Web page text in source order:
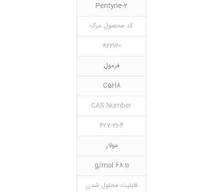
2-Pentyne
کد محصول مرک
822120
فرمول
C5H8
CAS Number
627-21-4
مولار
68.11 g/mol
قابلیت محلول شدن